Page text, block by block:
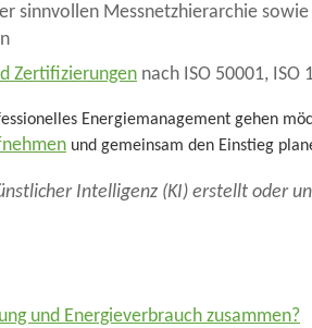
sinnvollen Messnetzhierarchie
Zertifizierungen nach ISO 50001, ISO
Energiemanagement gehen
und gemeinsam den Einstieg
Intelligenz (KI) erstellt oder
und Energieverbrauch zusammen?